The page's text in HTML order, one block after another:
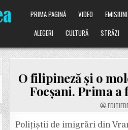
PRIMA PAGINĂ VIDEO EMISIUNI
ALEGERI
CULTURĂ STRĂZI
O filipineză și o
Focșani. Prima a
Polițiștii de imigrări din